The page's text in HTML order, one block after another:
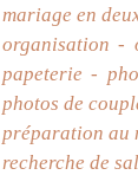
mariage en
organisation
papeterie
photos de
préparation au
recherche de